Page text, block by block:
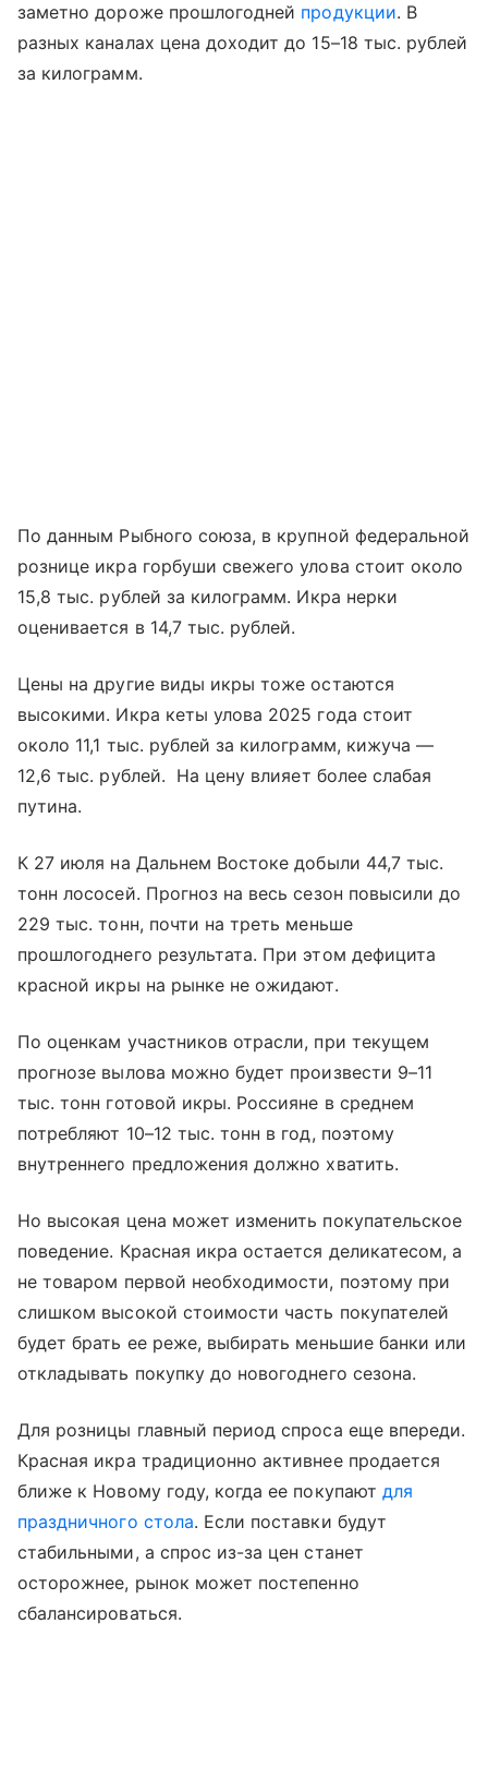
заметно дороже прошлогодней продукции. В
разных каналах цена доходит до 15–18 тыс. рублей
за килограмм.
По данным Рыбного союза, в крупной федеральной
рознице икра горбуши свежего улова стоит около
15,8 тыс. рублей за килограмм. Икра нерки
оценивается в 14,7 тыс. рублей.
Цены на другие виды икры тоже остаются
высокими. Икра кеты улова 2025 года стоит
около 11,1 тыс. рублей за килограмм, кижуча —
12,6 тыс. рублей. На цену влияет более слабая
путина.
К 27 июля на Дальнем Востоке добыли 44,7 тыс.
тонн лососей. Прогноз на весь сезон повысили до
229 тыс. тонн, почти на треть меньше
прошлогоднего результата. При этом дефицита
красной икры на рынке не ожидают.
По оценкам участников отрасли, при текущем
прогнозе вылова можно будет произвести 9–11
тыс. тонн готовой икры. Россияне в среднем
потребляют 10–12 тыс. тонн в год, поэтому
внутреннего предложения должно хватить.
Но высокая цена может изменить покупательское
поведение. Красная икра остается деликатесом, а
не товаром первой необходимости, поэтому при
слишком высокой стоимости часть покупателей
будет брать ее реже, выбирать меньшие банки или
откладывать покупку до новогоднего сезона.
Для розницы главный период спроса еще впереди.
Красная икра традиционно активнее продается
ближе к Новому году, когда ее покупают для
праздничного стола. Если поставки будут
стабильными, а спрос из-за цен станет
осторожнее, рынок может постепенно
сбалансироваться.